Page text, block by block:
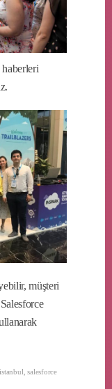
müşteri
istanbul ,salesforce